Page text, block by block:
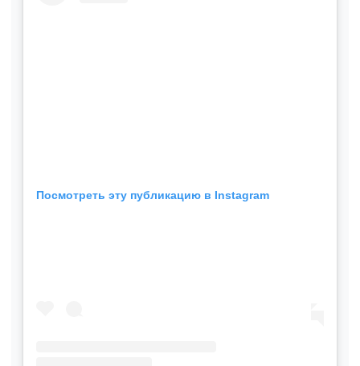
Посмотреть эту публикацию в Instagram